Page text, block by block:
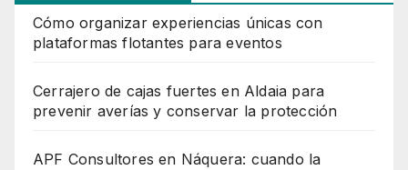
Cómo organizar experiencias únicas con
plataformas flotantes para eventos
Cerrajero de cajas fuertes en Aldaia para
prevenir averías y conservar la protección
APF Consultores en Náquera: cuando la